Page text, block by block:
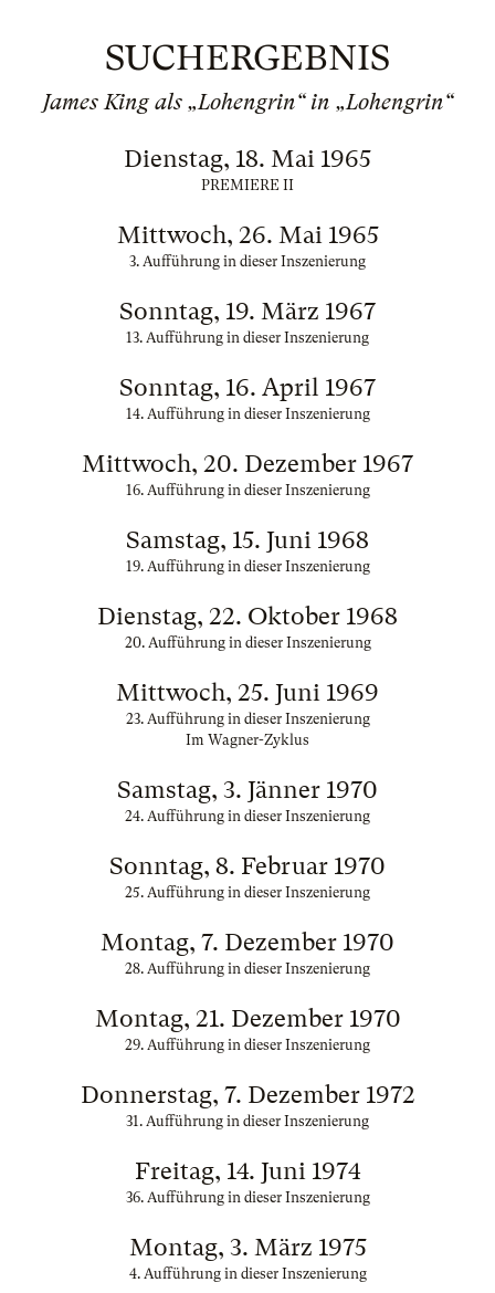
SUCHERGEBNIS
James King als „Lohengrin“ in „Lohengrin“
Dienstag, 18. Mai 1965
PREMIERE II
Mittwoch, 26. Mai 1965
3. Aufführung in dieser Inszenierung
Sonntag, 19. März 1967
13. Aufführung in dieser Inszenierung
Sonntag, 16. April 1967
14. Aufführung in dieser Inszenierung
Mittwoch, 20. Dezember 1967
16. Aufführung in dieser Inszenierung
Samstag, 15. Juni 1968
19. Aufführung in dieser Inszenierung
Dienstag, 22. Oktober 1968
20. Aufführung in dieser Inszenierung
Mittwoch, 25. Juni 1969
23. Aufführung in dieser Inszenierung
Im Wagner-Zyklus
Samstag, 3. Jänner 1970
24. Aufführung in dieser Inszenierung
Sonntag, 8. Februar 1970
25. Aufführung in dieser Inszenierung
Montag, 7. Dezember 1970
28. Aufführung in dieser Inszenierung
Montag, 21. Dezember 1970
29. Aufführung in dieser Inszenierung
Donnerstag, 7. Dezember 1972
31. Aufführung in dieser Inszenierung
Freitag, 14. Juni 1974
36. Aufführung in dieser Inszenierung
Montag, 3. März 1975
4. Aufführung in dieser Inszenierung